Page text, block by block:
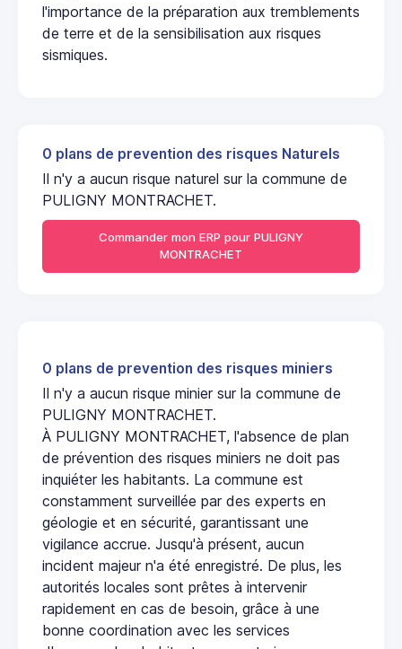
l'importance de la préparation aux tremblements
de terre et de la sensibilisation aux risques
sismiques.
0 plans de prevention des risques Naturels
Il n'y a aucun risque naturel sur la commune de
PULIGNY MONTRACHET.
Commander mon ERP pour PULIGNY
MONTRACHET
0 plans de prevention des risques miniers
Il n'y a aucun risque minier sur la commune de
PULIGNY MONTRACHET.
À PULIGNY MONTRACHET, l'absence de plan
de prévention des risques miniers ne doit pas
inquiéter les habitants. La commune est
constamment surveillée par des experts en
géologie et en sécurité, garantissant une
vigilance accrue. Jusqu'à présent, aucun
incident majeur n'a été enregistré. De plus, les
autorités locales sont prêtes à intervenir
rapidement en cas de besoin, grâce à une
bonne coordination avec les services